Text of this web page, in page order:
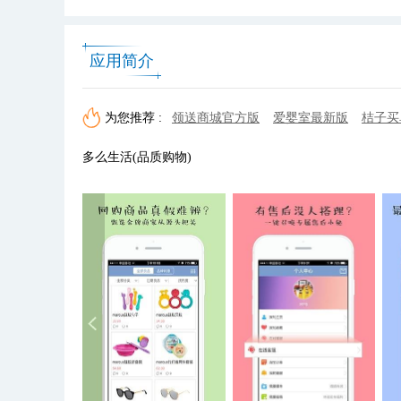
应用简介
为您推荐 : 领送商城官方版 爱婴室最新版 桔子买
多么生活(品质购物)